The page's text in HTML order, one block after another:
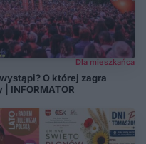
Dla mieszkańca
O której zagra
INFORMATOR